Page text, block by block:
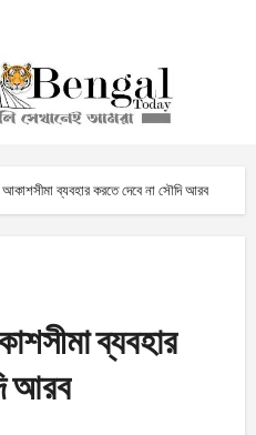
আকাশসীমা ব্যবহার করতে দেবে না সৌদি আরব
ব্যবহার
আরব